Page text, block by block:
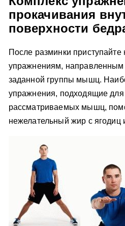
прокачивания
поверхности
После разминки приступайте
упражнениям, направленным
заданной группы мышц.
упражнения, подходящие для
рассматриваемых мышц,
нежелательный жир с ягодиц